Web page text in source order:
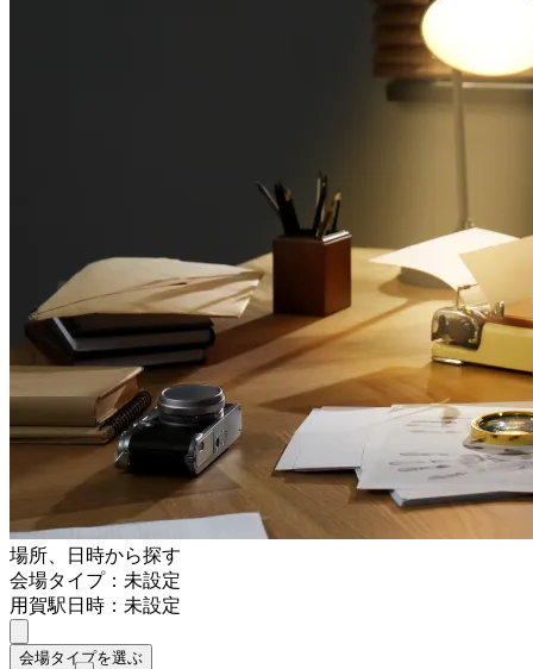
場所、日時から探す
会場タイプ：未設定
用賀駅日時：未設定
会場タイプを選ぶ